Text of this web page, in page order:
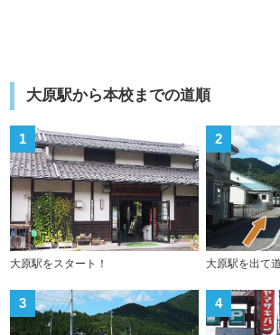
大原駅から本校までの道順
1
大原駅をスタート！
2
大原駅を出て
3 4